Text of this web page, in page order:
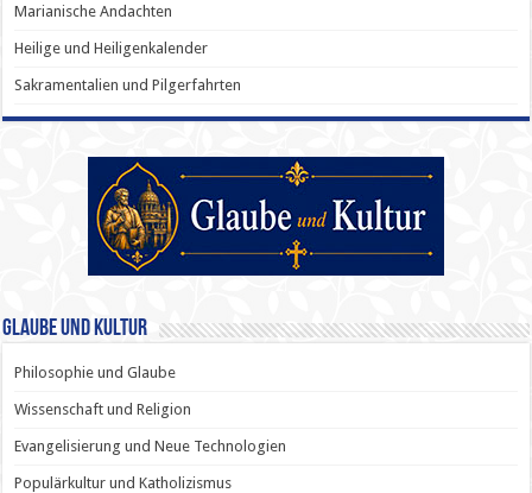
Marianische Andachten
Heilige und Heiligenkalender
Sakramentalien und Pilgerfahrten
Glaube und Kultur
Philosophie und Glaube
Wissenschaft und Religion
Evangelisierung und Neue Technologien
Populärkultur und Katholizismus